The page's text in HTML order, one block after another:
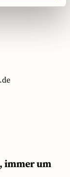
immer um